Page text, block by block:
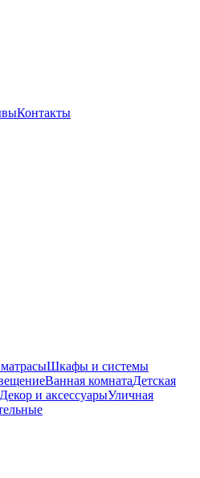
Контакты
Шкафы и системы
Ванная комнатаДетская
Декор и аксессуарыУличная